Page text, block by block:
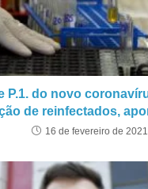
P.1. do novo
de reinfectados,
16 de fevereiro de 2021